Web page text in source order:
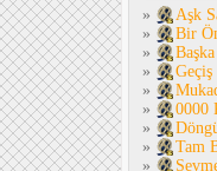
»
Aşk
»
Bir
»
»
Geçiş
»
»
0000
»
»
Tam
»